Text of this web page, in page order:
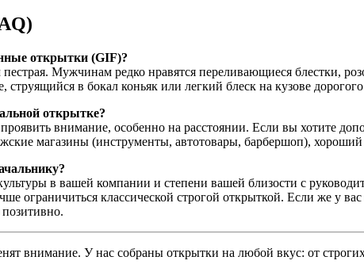
открытки (GIF)?
Мужчинам редко нравятся переливающиеся блестки,
в бокал коньяк или легкий блеск на кузове
открытке?
внимание, особенно на расстоянии. Если вы хотите
магазины (инструменты, автотовары, барбершоп),
в вашей компании и степени вашей близости с
ограничиться классической строгой открыткой. Если же у
внимание. У нас собраны открытки на любой вкус: от